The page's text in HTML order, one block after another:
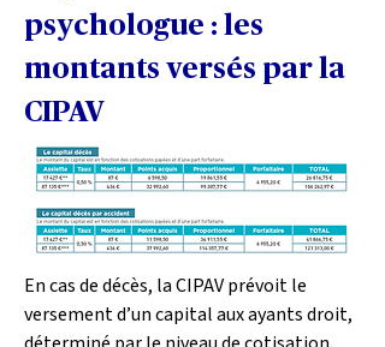
psychologue : les
montants versés par la
CIPAV
En cas de décès, la CIPAV prévoit le
versement d’un capital aux ayants droit,